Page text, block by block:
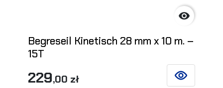

Begreseil Kinetisch 28 mm x 10 m. –
15T
229,00 zł SIEHE